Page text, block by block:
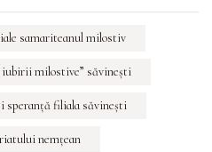
samariteanul milostiv
iubirii milostive” săvineşti
speranţă filiala săvineşti
nemțean